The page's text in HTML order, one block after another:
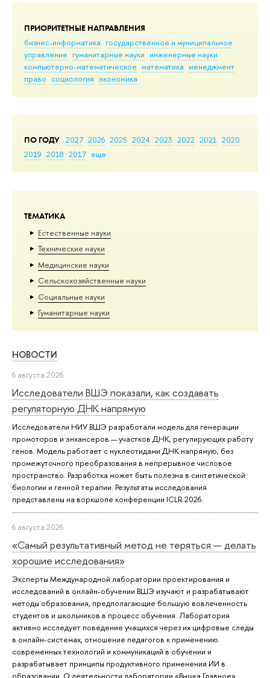
ПРИОРИТЕТНЫЕ НАПРАВЛЕНИЯ
бизнес-информатика государственное и муниципальное
управление гуманитарные науки инженерные науки
компьютерно-математическое математика менеджмент
право социология экономика
ПО ГОДУ 2027 2026 2025 2024 2023 2022 2021 2020
2019 2018 2017 еще
ТЕМАТИКА
Естественные науки
Тех­ничес­кие науки
Медицинские науки
Сельскохозяйственные науки
Социальные науки
Гуманитарные науки
НОВОСТИ
6 августа 2026
Исследователи ВШЭ показали, как создавать
регуляторную ДНК напрямую
Исследователи НИУ ВШЭ разработали модель для генерации
промоторов и энхансеров — участков ДНК, регулирующих работу
генов. Модель работает с нуклеотидами ДНК напрямую, без
промежуточного преобразования в непрерывное числовое
пространство. Разработка может быть полезна в синтетической
биологии и генной терапии. Результаты исследования
представлены на воркшопе конференции ICLR 2026.
6 августа 2026
«Самый результативный метод не теряться — делать
хорошие исследования»
Эксперты Международной лаборатории проектирования и
исследований в онлайн-обучении ВШЭ изучают и разрабатывают
методы образования, предполагающие большую вовлеченность
студентов и школьников в процесс обучения. Лаборатория
активно исследует поведение учащихся через их цифровые следы
в онлайн-системах, отношение педагогов к применению
современных технологий и коммуникаций в обучении и
разрабатывает принципы продуктивного применения ИИ в
образовании. О деятельности лаборатории «Вышка.Главное»